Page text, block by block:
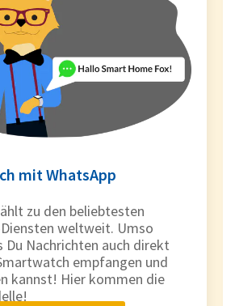
mit WhatsApp
zu den beliebtesten
weltweit. Umso
Du Nachrichten auch direkt
empfangen und
kannst! Hier kommen die